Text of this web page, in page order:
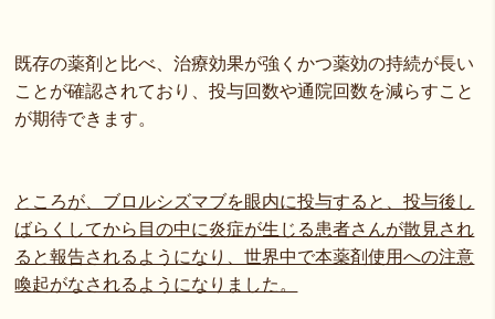
既存の薬剤と比べ、治療効果が強くかつ薬効の持続が長い
ことが確認されており、投与回数や通院回数を減らすこと
が期待できます。
ところが、ブロルシズマブを眼内に投与すると、投与後し
ばらくしてから目の中に炎症が生じる患者さんが散見され
ると報告されるようになり、世界中で本薬剤使用への注意
喚起がなされるようになりました。